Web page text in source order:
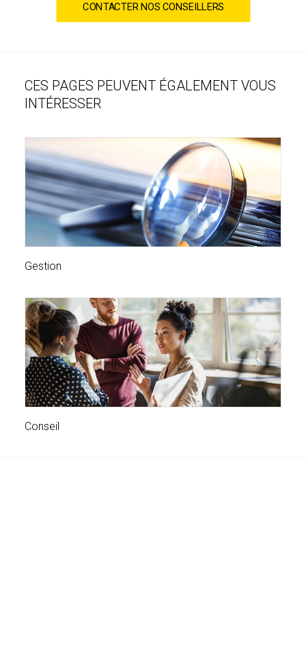
CONTACTER NOS CONSEILLERS
CES PAGES PEUVENT ÉGALEMENT VOUS
INTÉRESSER
Gestion
Conseil